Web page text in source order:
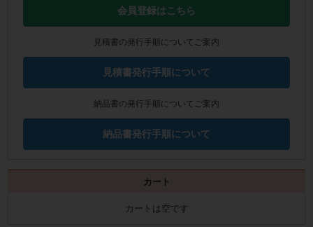
会員登録はこちら
見積書の発行手順についてご案内
見積書発行手順について
納品書の発行手順についてご案内
納品書発行手順について
カート
カートは空です